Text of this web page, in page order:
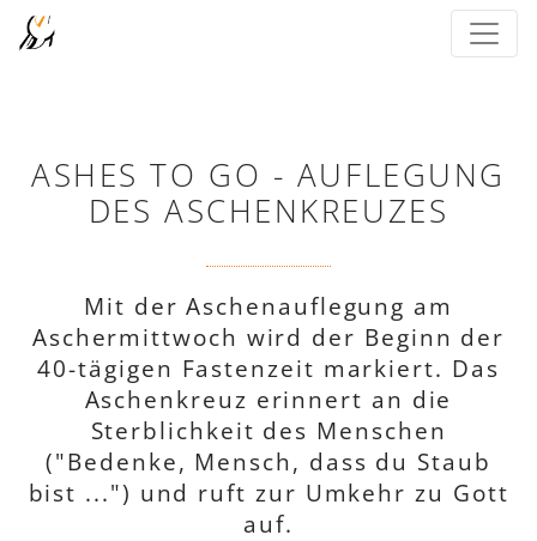
ASHES TO GO - AUFLEGUNG
DES ASCHENKREUZES
Mit der Aschenauflegung am
Aschermittwoch wird der Beginn der
40-tägigen Fastenzeit markiert. Das
Aschenkreuz erinnert an die
Sterblichkeit des Menschen
("Bedenke, Mensch, dass du Staub
bist ...") und ruft zur Umkehr zu Gott
auf.